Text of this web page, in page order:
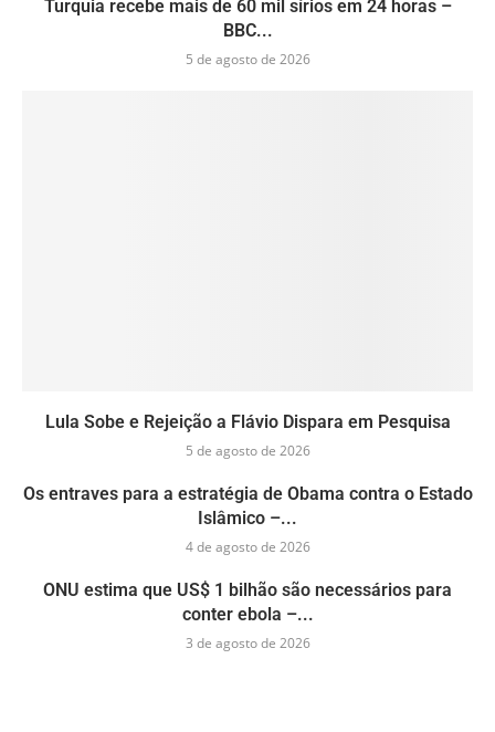
Turquia recebe mais de 60 mil sírios em 24 horas –
BBC...
5 de agosto de 2026
Lula Sobe e Rejeição a Flávio Dispara em Pesquisa
5 de agosto de 2026
Os entraves para a estratégia de Obama contra o Estado
Islâmico –...
4 de agosto de 2026
ONU estima que US$ 1 bilhão são necessários para
conter ebola –...
3 de agosto de 2026